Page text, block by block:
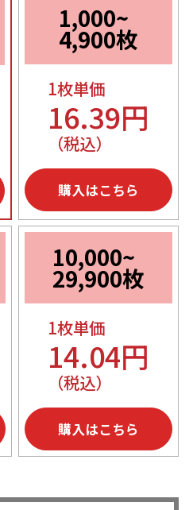
1,000~
4,900枚
1枚単価
16.39円
（税込）
購入はこちら
10,000~
29,900枚
1枚単価
14.04円
（税込）
購入はこちら